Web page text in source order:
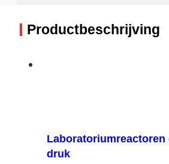
Productbeschrijving
Laboratoriumreactoren
druk